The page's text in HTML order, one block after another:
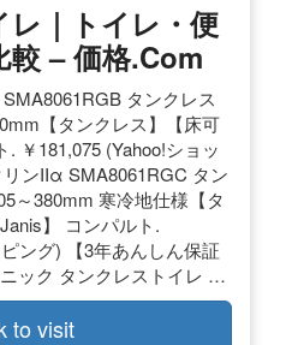
｜トイレ・便
較 – 価格.com
タンクレス
【タンクレス】【床可
￥181,075 (Yahoo!ショッ
ンIIα SMA8061RGC タン
～380mm 寒冷地仕様【タ
】 コンパルト.
ング) 【3年あんしん保証
ック タンクレストイレ …
to visit